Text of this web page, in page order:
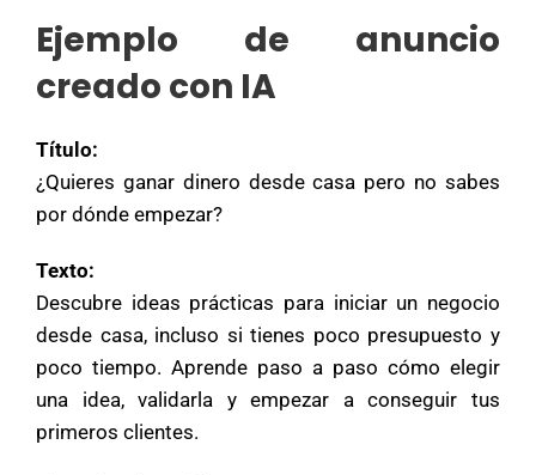
Ejemplo de anuncio
creado con IA
Título:
¿Quieres ganar dinero desde casa pero no sabes
por dónde empezar?
Texto:
Descubre ideas prácticas para iniciar un negocio
desde casa, incluso si tienes poco presupuesto y
poco tiempo. Aprende paso a paso cómo elegir
una idea, validarla y empezar a conseguir tus
primeros clientes.